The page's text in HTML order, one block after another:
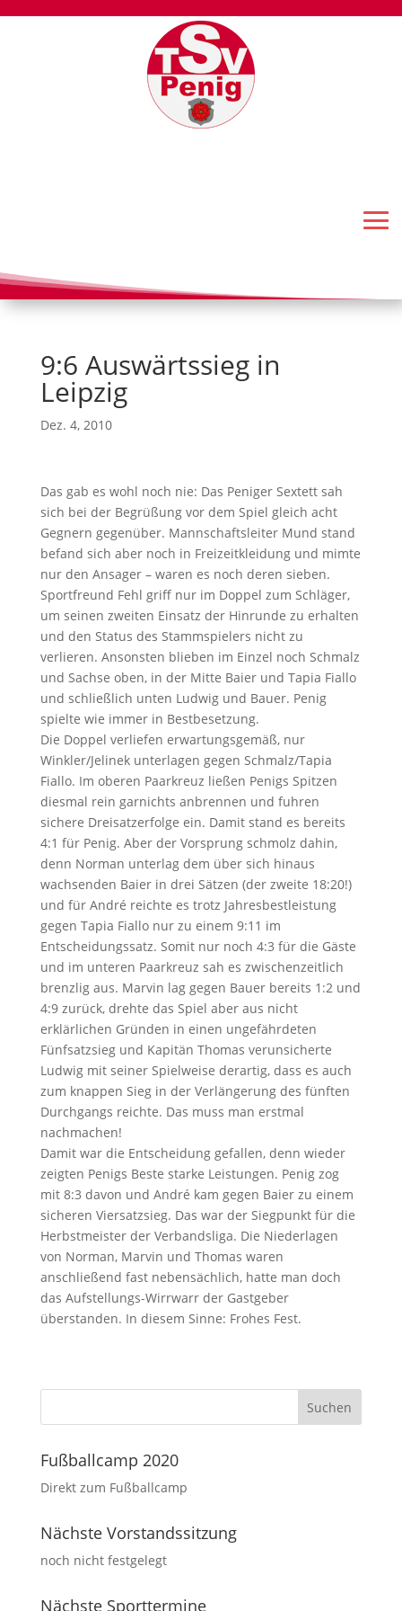
9:6 Auswärtssieg in
Leipzig
Dez. 4, 2010
Das gab es wohl noch nie: Das Peniger Sextett sah
sich bei der Begrüßung vor dem Spiel gleich acht
Gegnern gegenüber. Mannschaftsleiter Mund stand
befand sich aber noch in Freizeitkleidung und mimte
nur den Ansager – waren es noch deren sieben.
Sportfreund Fehl griff nur im Doppel zum Schläger,
um seinen zweiten Einsatz der Hinrunde zu erhalten
und den Status des Stammspielers nicht zu
verlieren. Ansonsten blieben im Einzel noch Schmalz
und Sachse oben, in der Mitte Baier und Tapia Fiallo
und schließlich unten Ludwig und Bauer. Penig
spielte wie immer in Bestbesetzung.
Die Doppel verliefen erwartungsgemäß, nur
Winkler/Jelinek unterlagen gegen Schmalz/Tapia
Fiallo. Im oberen Paarkreuz ließen Penigs Spitzen
diesmal rein garnichts anbrennen und fuhren
sichere Dreisatzerfolge ein. Damit stand es bereits
4:1 für Penig. Aber der Vorsprung schmolz dahin,
denn Norman unterlag dem über sich hinaus
wachsenden Baier in drei Sätzen (der zweite 18:20!)
und für André reichte es trotz Jahresbestleistung
gegen Tapia Fiallo nur zu einem 9:11 im
Entscheidungssatz. Somit nur noch 4:3 für die Gäste
und im unteren Paarkreuz sah es zwischenzeitlich
brenzlig aus. Marvin lag gegen Bauer bereits 1:2 und
4:9 zurück, drehte das Spiel aber aus nicht
erklärlichen Gründen in einen ungefährdeten
Fünfsatzsieg und Kapitän Thomas verunsicherte
Ludwig mit seiner Spielweise derartig, dass es auch
zum knappen Sieg in der Verlängerung des fünften
Durchgangs reichte. Das muss man erstmal
nachmachen!
Damit war die Entscheidung gefallen, denn wieder
zeigten Penigs Beste starke Leistungen. Penig zog
mit 8:3 davon und André kam gegen Baier zu einem
sicheren Viersatzsieg. Das war der Siegpunkt für die
Herbstmeister der Verbandsliga. Die Niederlagen
von Norman, Marvin und Thomas waren
anschließend fast nebensächlich, hatte man doch
das Aufstellungs-Wirrwarr der Gastgeber
überstanden. In diesem Sinne: Frohes Fest.
Fußballcamp 2020
Direkt zum Fußballcamp
Nächste Vorstandssitzung
noch nicht festgelegt
Nächste Sporttermine